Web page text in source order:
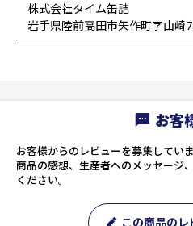
株式会社タイム缶詰
岩手県陸前高田市矢作町字山崎
お客
お客様からのレビューを募集していま
商品の感想、生産者へのメッセージ
ください。
この商品のレ